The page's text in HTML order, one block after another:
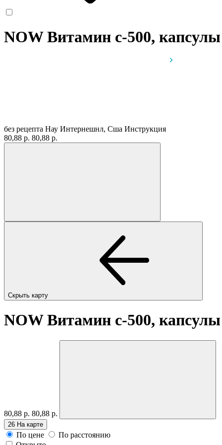
NOW Витамин с-500, капсулы
без рецепта Нау Интернешнл, Сша Инструкция
80,88 р. 80,88 р.
Скрыть карту
NOW Витамин с-500, капсулы
80,88 р. 80,88 р.
26 На карте
По цене
По расстоянию